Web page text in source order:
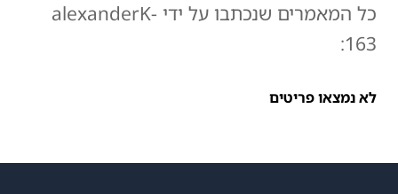
כל המאמרים שנכתבו על ידי alexanderK-
163:
לא נמצאו פריטים